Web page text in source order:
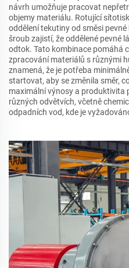
návrh umožňuje pracovat
objemy materiálu. Rotující
oddělení tekutiny od směsi
šroub zajistí, že oddělené pevné
odtok. Tato kombinace pomáhá
zpracování materiálů s různými
znamená, že je potřeba
startovat, aby se změnila směr,
maximální výnosy a produktivita
různých odvětvích, včetně
odpadních vod, kde je